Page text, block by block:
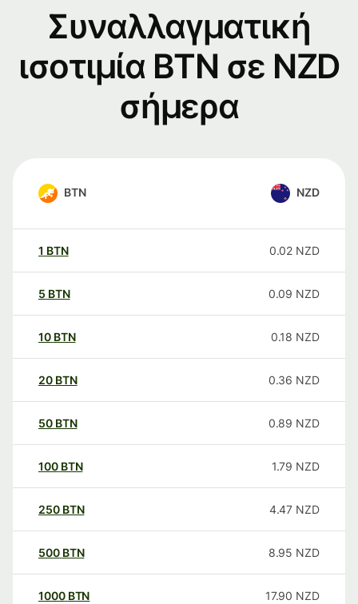
Συναλλαγματική
ισοτιμία BTN σε NZD
σήμερα
BTN NZD
1 BTN 0.02 NZD
5 BTN 0.09 NZD
10 BTN 0.18 NZD
20 BTN 0.36 NZD
50 BTN 0.89 NZD
100 BTN 1.79 NZD
250 BTN 4.47 NZD
500 BTN 8.95 NZD
1000 BTN 17.90 NZD